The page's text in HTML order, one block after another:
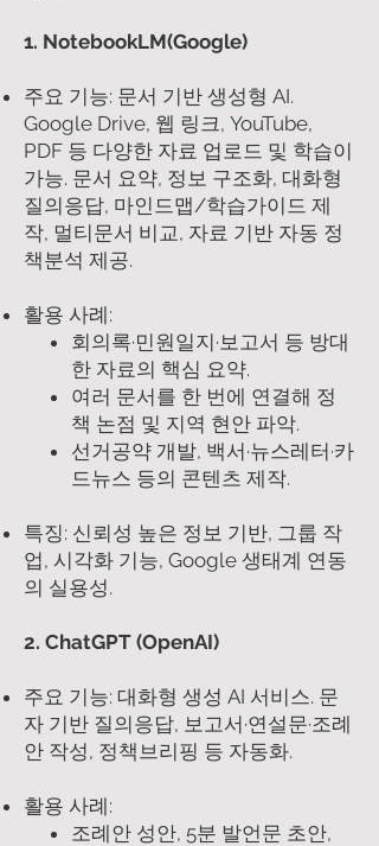
1. NotebookLM(Google)
주요 기능: 문서 기반 생성형 AI.
Google Drive, 웹 링크, YouTube,
PDF 등 다양한 자료 업로드 및 학습이
가능. 문서 요약, 정보 구조화, 대화형
질의응답, 마인드맵/학습가이드 제
작, 멀티문서 비교, 자료 기반 자동 정
책분석 제공.
활용 사례:
회의록·민원일지·보고서 등 방대
한 자료의 핵심 요약.
여러 문서를 한 번에 연결해 정
책 논점 및 지역 현안 파악.
선거공약 개발, 백서·뉴스레터·카
드뉴스 등의 콘텐츠 제작.
특징: 신뢰성 높은 정보 기반, 그룹 작
업, 시각화 기능, Google 생태계 연동
의 실용성.
2. ChatGPT (OpenAI)
주요 기능: 대화형 생성 AI 서비스. 문
자 기반 질의응답, 보고서·연설문·조례
안 작성, 정책브리핑 등 자동화.
활용 사례:
조례안 성안, 5분 발언문 초안,